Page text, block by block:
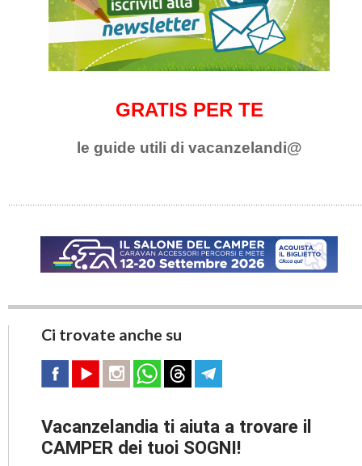
GRATIS PER TE
le guide utili di vacanzelandi@
Ci trovate anche su
Vacanzelandia ti aiuta a trovare il
CAMPER dei tuoi SOGNI!